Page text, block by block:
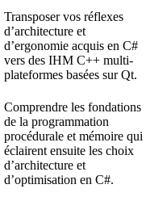
Transposer vos réflexes
d’architecture et
d’ergonomie acquis en C#
vers des IHM C++ multi-
plateformes basées sur Qt.
Comprendre les fondations
de la programmation
procédurale et mémoire qui
éclairent ensuite les choix
d’architecture et
d’optimisation en C#.